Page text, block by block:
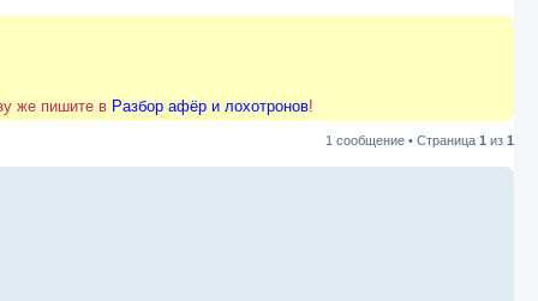
же пишите в Разбор афёр и лохотронов!
1 сообщение • Страница 1 из 1